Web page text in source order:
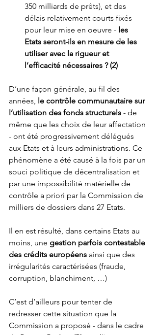
350 milliards de prêts), et des
délais relativement courts fixés
pour leur mise en oeuvre - les
Etats seront-ils en mesure de les
utiliser avec la rigueur et
l’efficacité nécessaires ? (2)
D’une façon générale, au fil des
années, le contrôle communautaire sur
l’utilisation des fonds structurels - de
même que les choix de leur affectation
- ont été progressivement délégués
aux Etats et à leurs administrations. Ce
phénomène a été causé à la fois par un
souci politique de décentralisation et
par une impossibilité matérielle de
contrôle a priori par la Commission de
milliers de dossiers dans 27 Etats.
Il en est résulté, dans certains Etats au
moins, une gestion parfois contestable
des crédits européens ainsi que des
irrégularités caractérisées (fraude,
corruption, blanchiment, …)
C’est d’ailleurs pour tenter de
redresser cette situation que la
Commission a proposé - dans le cadre